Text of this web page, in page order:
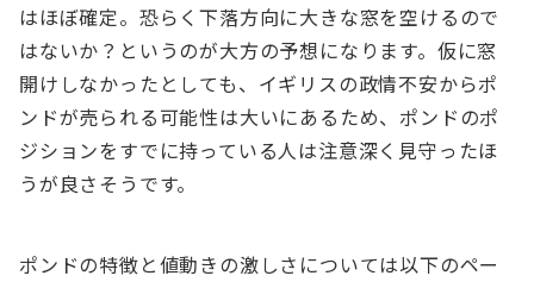
はほぼ確定。恐らく下落方向に大きな窓を空けるので
はないか？というのが大方の予想になります。仮に窓
開けしなかったとしても、イギリスの政情不安からポ
ンドが売られる可能性は大いにあるため、ポンドのポ
ジションをすでに持っている人は注意深く見守ったほ
うが良さそうです。
ポンドの特徴と値動きの激しさについては以下のペー